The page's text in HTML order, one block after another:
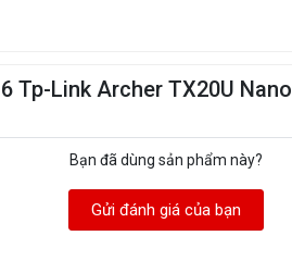
Tp-Link Archer TX20U Nano
Bạn đã dùng sản phẩm này?
Gửi đánh giá của bạn